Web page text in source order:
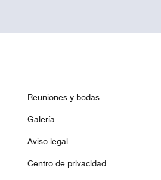
Reuniones y bodas
Galería
Aviso legal
Centro de privacidad